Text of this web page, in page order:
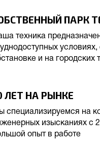
ПАРК
техника
условиях,
и на городских
ЛЕТ НА РЫНКЕ
специализируемся на
изысканиях с
опыт в работе